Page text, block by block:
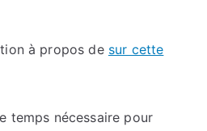
à propos de sur cette
temps nécessaire pour